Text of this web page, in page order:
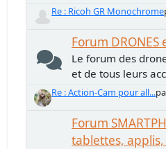
Re : Ricoh GR Monochrome
Forum DRONES
Le forum des
et de tous leurs
Re : Action-Cam pour all...
Forum
tablettes,